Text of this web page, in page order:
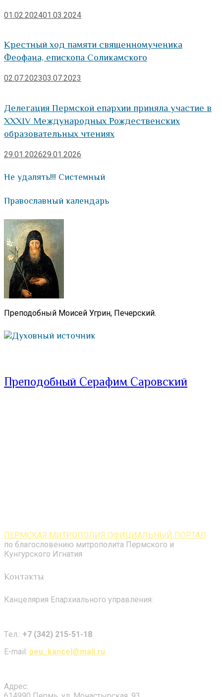
01.02.202401.03.2024
Крестный ход памяти священномученика
Феофана, епископа Соликамского
02.07.202303.07.2023
Делегация Пермской епархии приняла участие в
XXXIV Международных Рождественских
образовательных чтениях
29.01.202629.01.2026
Не удалять!!! Системный
Православный календарь
Преподобный Моисей Угрин, Печерский.
Духовный источник
Преподобный Серафим Саровский
ПЕРМСКАЯ МИТРОПОЛИЯ ОФИЦИАЛЬНЫЙ ПОРТАЛ
по благословению митрополита Пермского и
Кунгурского Игнатия
Контакты
Канцелярия Епархиального управления:
Tел.: +7 (342) 215-51-18
E-mail: peu_kancel@mail.ru
Адрес: